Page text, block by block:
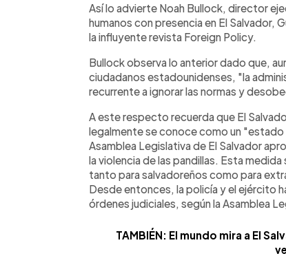
Así lo advierte Noah Bullock, director
humanos con presencia en El Salvador,
la influyente revista Foreign Policy.
Bullock observa lo anterior dado que,
ciudadanos estadounidenses, "la
recurrente a ignorar las normas y
A este respecto recuerda que El
legalmente se conoce como un
Asamblea Legislativa de El Salvador
la violencia de las pandillas. Esta
tanto para salvadoreños como para
Desde entonces, la policía y el ejército
órdenes judiciales, según la Asamblea
TAMBIÉN: El mundo mira a El